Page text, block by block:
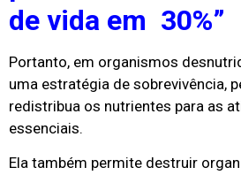
de vida em 30%”
Portanto, em organismos
uma estratégia de sobrevivência,
redistribua os nutrientes para as
essenciais.
Ela também permite destruir